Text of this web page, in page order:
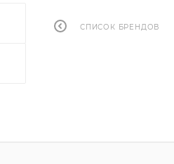
СПИСОК БРЕНДОВ